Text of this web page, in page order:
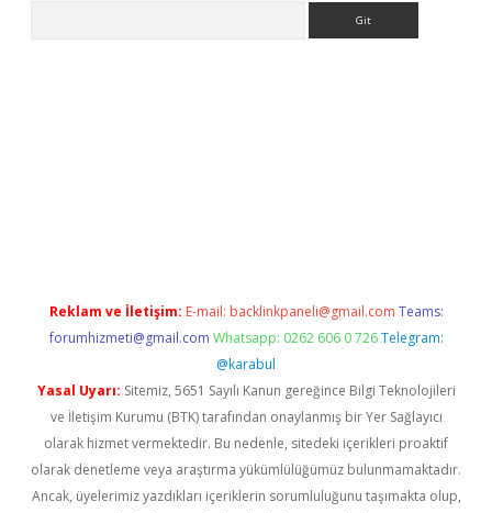
Reklam ve İletişim: E-mail: backlinkpaneli@gmail.com Teams:
forumhizmeti@gmail.com Whatsapp: 0262 606 0 726 Telegram:
@karabul
Yasal Uyarı: Sitemiz, 5651 Sayılı Kanun gereğince Bilgi Teknolojileri
ve İletişim Kurumu (BTK) tarafından onaylanmış bir Yer Sağlayıcı
olarak hizmet vermektedir. Bu nedenle, sitedeki içerikleri proaktif
olarak denetleme veya araştırma yükümlülüğümüz bulunmamaktadır.
Ancak, üyelerimiz yazdıkları içeriklerin sorumluluğunu taşımakta olup,